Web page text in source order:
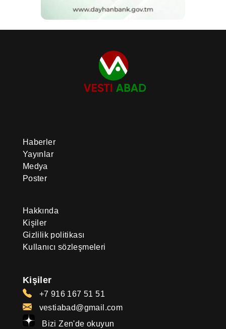
Haberler
Yayınlar
Medya
Poster
Hakkında
Kişiler
Gizlilik politikası
Kullanıcı sözleşmeleri
Kişiler
+7 916 167 51 51
vestiabad@gmail.com
Bizi Zen'de okuyun